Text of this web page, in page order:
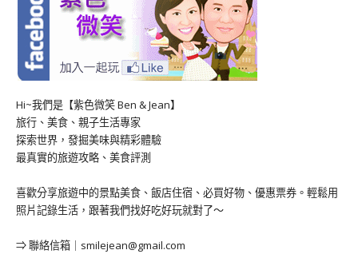
Hi~我們是【紫色微笑 Ben & Jean】
旅行、美食、親子生活專家
探索世界，發掘美味與精彩體驗
最真實的旅遊攻略、美食評測
喜歡分享旅遊中的景點美食、飯店住宿、必買好物、優惠票券。輕鬆用
照片記錄生活，跟著我們找好吃好玩就對了～
⇒ 聯絡信箱｜ smilejean@gmail.com